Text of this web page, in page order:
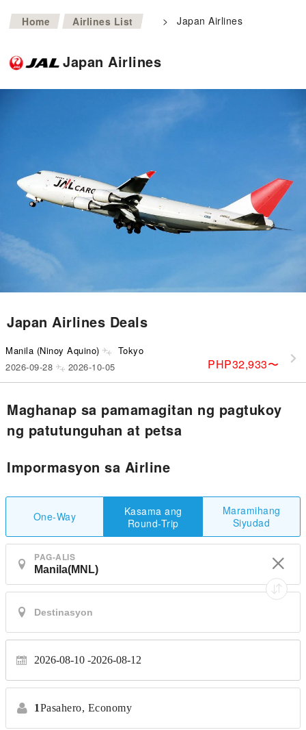
Home >
Airlines List > Japan Airlines
Japan Airlines
Japan Airlines Deals
Manila (Ninoy Aquino) Tokyo
PHP32,933〜
2026-09-28 2026-10-05
Maghanap sa pamamagitan ng pagtukoy
ng patutunguhan at petsa
Impormasyon sa Airline
One-Way
Kasama ang
Round-Trip
Maramihang
Siyudad
PAG-ALIS
2026-08-10 2026-08-12
1Pasahero, Economy